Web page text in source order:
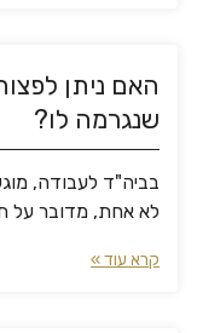
האם ניתן
שנגרמה לו?
בביה"ד לעבודה,
לא אחת, מדובר על
קרא עוד »